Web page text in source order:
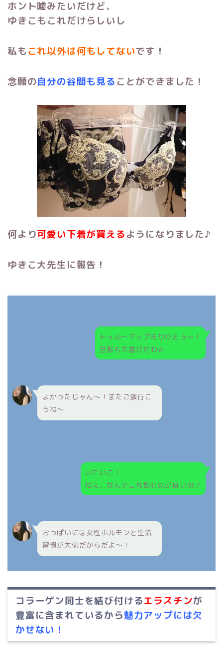
ホント嘘みたいだけど、
ゆきこもこれだけらしいし
私もこれ以外は何もしてないです！
念願の自分の谷間も見ることができました！
何より可愛い下着が買えるようになりました♪
ゆきこ大先生に報告！
トゥルーアップありがとう～！
旦那も大喜びだわw
よかったじゃん～！またご飯行こ
うね～
いこいこ！
ねえ、なんでこれ飲むのが良いの？
おっぱいには女性ホルモンと生活
習慣が大切だからだよ～！
コラーゲン同士を結び付けるエラスチンが
豊富に含まれているから魅力アップには欠
かせない！